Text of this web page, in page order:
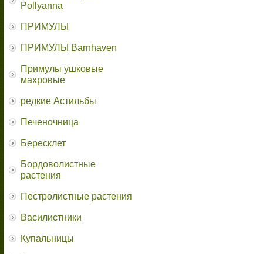
Pollyanna
ПРИМУЛЫ
ПРИМУЛЫ Barnhaven
Примулы ушковые
махровые
редкие Астильбы
Печеночница
Бересклет
Бордоволистные
растения
Пестролистные растения
Василистники
Купальницы